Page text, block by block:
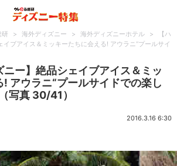
> 海外ディズニー > 海外ディズニーホテル >
【ハ
ブアイス＆ミッキーたちに会える! アウラニ“プールサイ
ニー】絶品シェイブアイス＆ミッ
アウラニ“プールサイドでの楽し
写真 30/41）
2016.3.16 6:30